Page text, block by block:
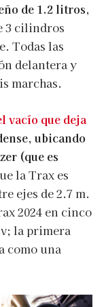
de 1.2 litros,
3 cilindros
Todas las
delantera y
marchas.
vacío que deja
ubicando
(que es
la Trax es
ejes de 2.7 m.
2024 en cinco
la primera
como una